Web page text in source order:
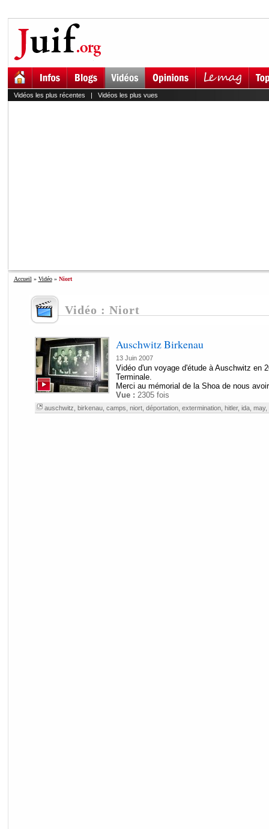
Vidéos les plus récentes | Vidéos les plus vues
Accueil » Vidéo» Niort
Vidéo : Niort
Auschwitz Birkenau
13 Juin 2007
Vidéo d'un voyage d'étude à Auschwitz en
Terminale.
Merci au mémorial de la Shoa de nous
Vue : 2305 fois
auschwitz birkenau, camps niort, déportation, extermination, hitler, ida, may,